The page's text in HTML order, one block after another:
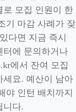
로 모집 인원이 한
기 마감 사례가 잦
다면 지금 즉시
터에 문의하거나
에서 잔여 모집
세요. 예산이 남아
야 인턴 배치까지
니다.